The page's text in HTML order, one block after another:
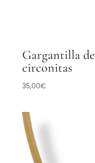
Gargantilla
circonitas
35,00€